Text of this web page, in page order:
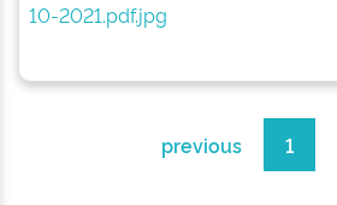
previous 1